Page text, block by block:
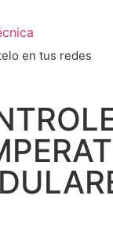
en tus redes